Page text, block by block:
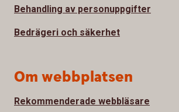
Behandling av personuppgifter
Bedrägeri och säkerhet
Om webbplatsen
Rekommenderade webbläsare